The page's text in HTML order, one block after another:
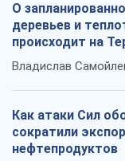
О
деревьев и
происходит на
Владислав
Как атаки Сил
сократили
нефтепродуктов